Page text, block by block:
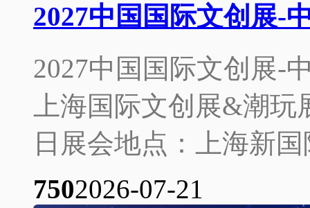
2027中国国际文创展-
2027中国国际文创展-
上海国际文创展&潮
日展会地点：上海新
7502026-07-21